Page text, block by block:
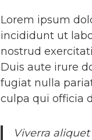
Lorem ipsum
incididunt ut
nostrud
Duis aute irure
fugiat nulla
culpa qui officia
Viverra